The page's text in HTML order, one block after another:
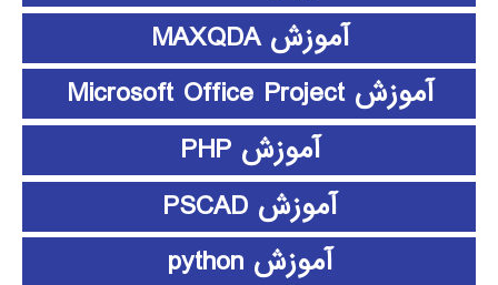
آموزش MAXQDA
آموزش Microsoft Office Project
آموزش PHP
آموزش PSCAD
آموزش python